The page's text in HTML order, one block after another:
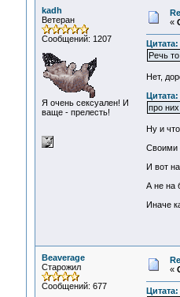
kadh
Ветеран
Сообщений: 1207
Я очень сексуален! И
ваще - прелесть!
«
Речь
Нет,
про
Ну и
Своими
И вот
А не на
Иначе
Beaverage
Старожил
Сообщений: 677
«